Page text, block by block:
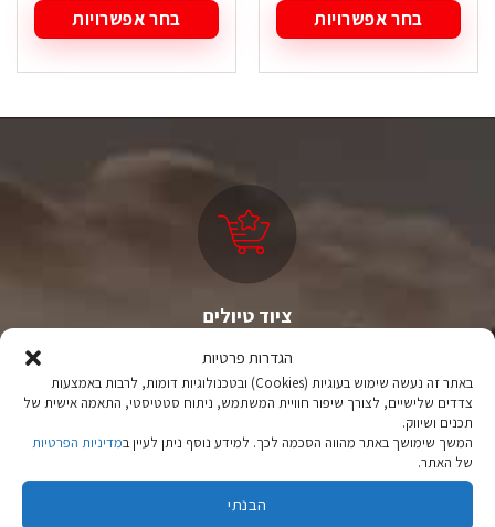
הגדרות פרטיות
באתר זה נעשה שימוש בעוגיות (Cookies) ובטכנולוגיות דומות, לרבות באמצעות
צדדים שלישיים, לצורך שיפור חוויית המשתמש, ניתוח סטטיסטי, התאמה אישית של
תכנים ושיווק.
המשך שימושך באתר מהווה הסכמה לכך. למידע נוסף ניתן לעיין במדיניות הפרטיות
של האתר.
הבנתי
בחר אפשרויות
זה
האפשרויות
בחר אפשרויות
זה
ניתן
לבחור
האפשרויות
המוצר
ציוד טיולים
יבוא ישיר לצד מותגים מובילים במחירים ללא תחרות.